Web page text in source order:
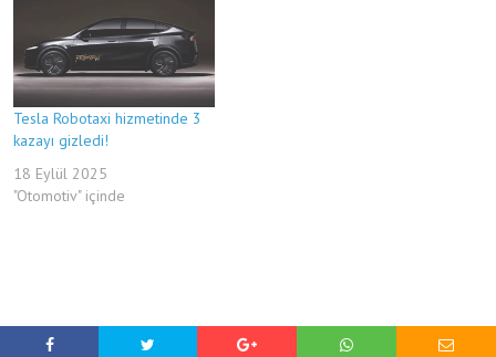
Tesla Robotaxi hizmetinde 3
kazayı gizledi!
18 Eylül 2025
"Otomotiv" içinde